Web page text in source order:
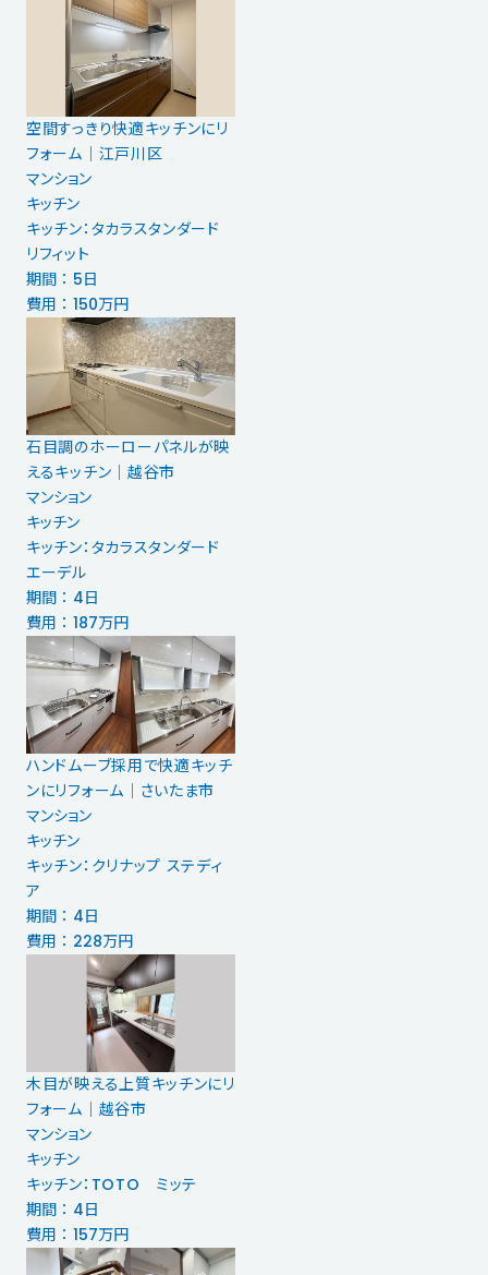
空間すっきり快適キッチンにリ
フォーム｜江戸川区
マンション
キッチン
キッチン：タカラスタンダード
リフィット
期間 ： 5日
費用 ： 150万円
石目調のホーローパネルが映
えるキッチン｜越谷市
マンション
キッチン
キッチン：タカラスタンダード
エーデル
期間 ： 4日
費用 ： 187万円
ハンドムーブ採用で快適キッチ
ンにリフォーム│さいたま市
マンション
キッチン
キッチン：クリナップ ステディ
ア
期間 ： 4日
費用 ： 228万円
木目が映える上質キッチンにリ
フォーム｜越谷市
マンション
キッチン
キッチン：TOTO ミッテ
期間 ： 4日
費用 ： 157万円